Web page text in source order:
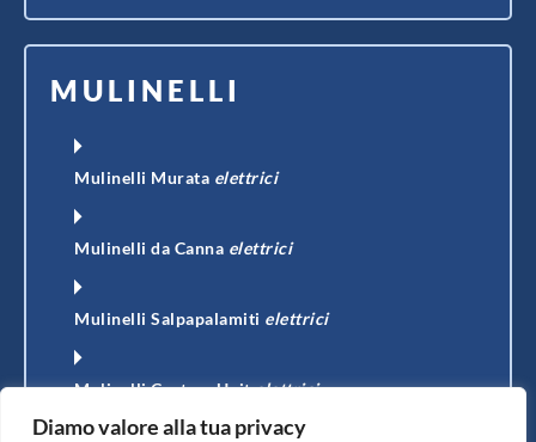
Diamo valore alla tua privacy
MULINELLI
Mulinelli Murata elettrici
Mulinelli da Canna elettrici
Mulinelli Salpapalamiti elettrici
Mulinelli Custom Unitelettrici